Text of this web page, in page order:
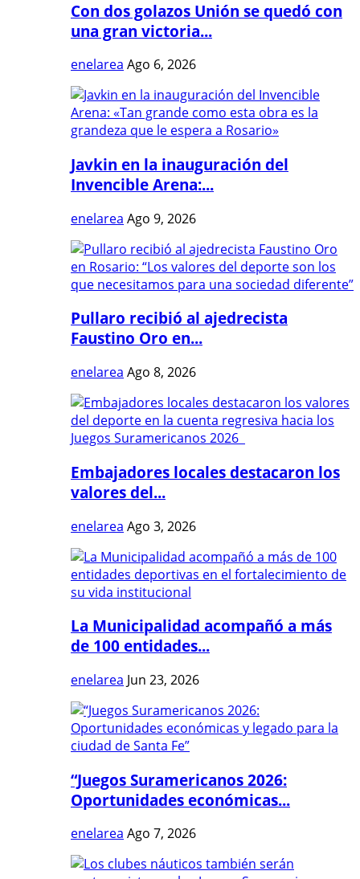
Con dos golazos Unión se quedó con
una gran victoria...
enelarea Ago 6, 2026
Javkin en la inauguración del
Invencible Arena:...
enelarea Ago 9, 2026
Pullaro recibió al ajedrecista
Faustino Oro en...
enelarea Ago 8, 2026
Embajadores locales destacaron los
valores del...
enelarea Ago 3, 2026
La Municipalidad acompañó a más
de 100 entidades...
enelarea Jun 23, 2026
“Juegos Suramericanos 2026:
Oportunidades económicas...
enelarea Ago 7, 2026